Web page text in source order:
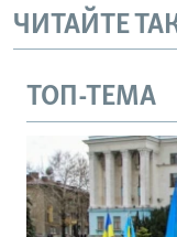
ЧИТАЙТЕ
ТОП-ТЕМА